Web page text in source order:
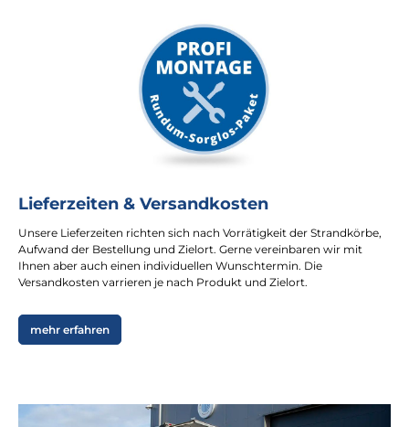
Lieferzeiten & Versandkosten
Unsere Lieferzeiten richten sich nach Vorrätigkeit der Strandkörbe,
Aufwand der Bestellung und Zielort. Gerne vereinbaren wir mit
Ihnen aber auch einen individuellen Wunschtermin. Die
Versandkosten varrieren je nach Produkt und Zielort.
mehr erfahren